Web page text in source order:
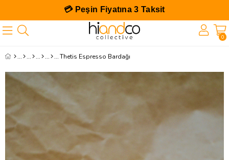
💳 Peşin Fiyatına 3 Taksit
0
Thetis Espresso Bardağı